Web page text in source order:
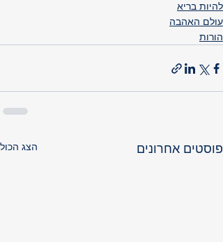
להיות בריא
עולם האהבה
הורות
פוסטים אחרונים הצג הכול